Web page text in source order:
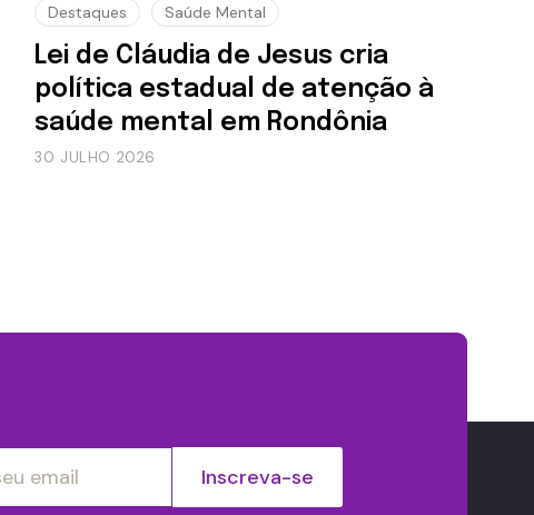
Destaques Saúde Mental
Lei de Cláudia de Jesus cria
política estadual de atenção à
saúde mental em Rondônia
30 JULHO 2026